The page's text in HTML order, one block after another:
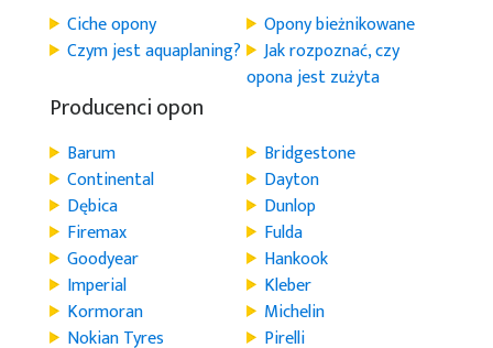
Ciche opony
Opony bieżnikowane
Czym jest aquaplaning?
Jak rozpoznać, czy
opona jest zużyta
Producenci opon
Barum
Bridgestone
Continental
Dayton
Dębica
Dunlop
Firemax
Fulda
Goodyear
Hankook
Imperial
Kleber
Kormoran
Michelin
Nokian Tyres
Pirelli